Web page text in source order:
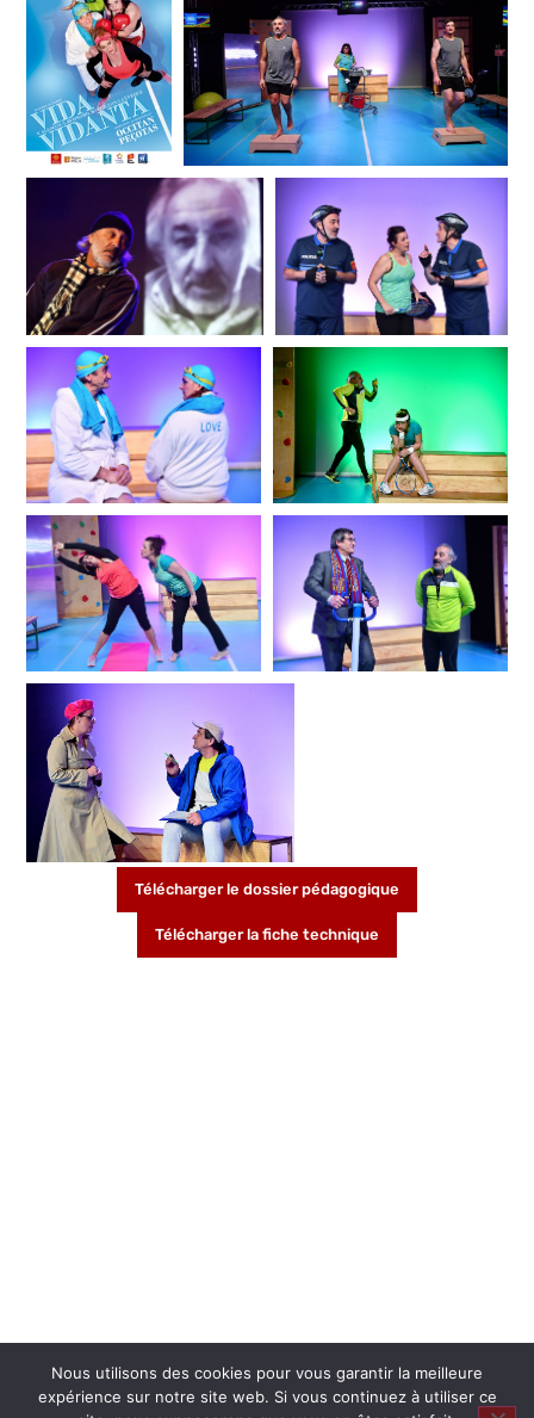
Télécharger le dossier pédagogique
Télécharger la fiche technique
Nous utilisons des cookies pour vous garantir la meilleure
expérience sur notre site web. Si vous continuez à utiliser ce